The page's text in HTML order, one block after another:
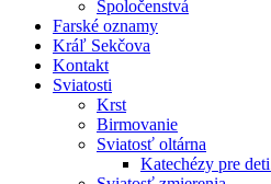
Spoločenstvá
Farské oznamy
Kráľ Sekčova
Kontakt
Sviatosti
Krst
Birmovanie
Sviatosť oltárna
Katechézy pre